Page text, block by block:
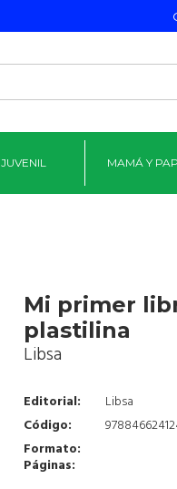
JUVENIL MAMÁ Y
Mi primer
plastilina
Libsa
Editorial:
Libsa
Código:
Formato:
Páginas: